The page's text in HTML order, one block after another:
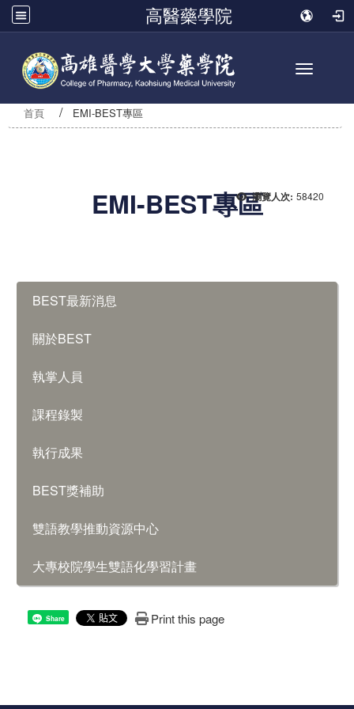
高醫藥學院
Toggle
首頁 EMI-BEST專區
瀏覽人次: 58420
EMI-BEST專區
BEST最新消息
關於BEST
執掌人員
課程錄製
執行成果
BEST獎補助
雙語教學推動資源中心
大專校院學生雙語化學習計畫
Share Print this page